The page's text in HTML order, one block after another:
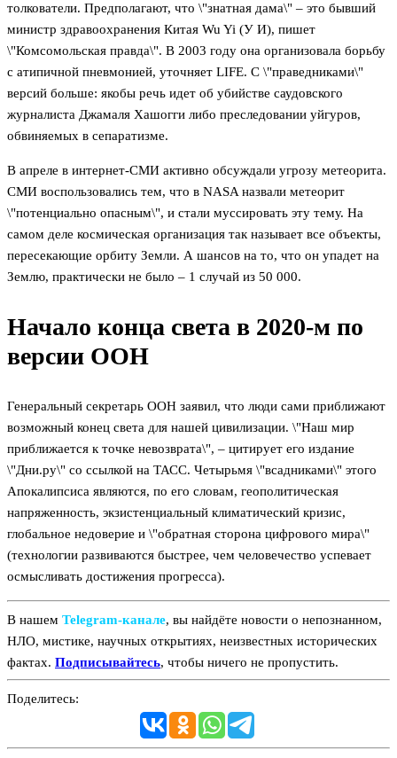
толкователи. Предполагают, что \"знатная дама\" – это бывший
министр здравоохранения Китая Wu Yi (У И), пишет
\"Комсомольская правда\". В 2003 году она организовала борьбу
с атипичной пневмонией, уточняет LIFE. С \"праведниками\"
версий больше: якобы речь идет об убийстве саудовского
журналиста Джамаля Хашогги либо преследовании уйгуров,
обвиняемых в сепаратизме.
В апреле в интернет-СМИ активно обсуждали угрозу метеорита.
СМИ воспользовались тем, что в NASA назвали метеорит
\"потенциально опасным\", и стали муссировать эту тему. На
самом деле космическая организация так называет все объекты,
пересекающие орбиту Земли. А шансов на то, что он упадет на
Землю, практически не было – 1 случай из 50 000.
Начало конца света в 2020-м по
версии ООН
Генеральный секретарь ООН заявил, что люди сами приближают
возможный конец света для нашей цивилизации. \"Наш мир
приближается к точке невозврата\", – цитирует его издание
\"Дни.ру\" со ссылкой на ТАСС. Четырьмя \"всадниками\" этого
Апокалипсиса являются, по его словам, геополитическая
напряженность, экзистенциальный климатический кризис,
глобальное недоверие и \"обратная сторона цифрового мира\"
(технологии развиваются быстрее, чем человечество успевает
осмысливать достижения прогресса).
В нашем Telegram‑канале, вы найдёте новости о непознанном,
НЛО, мистике, научных открытиях, неизвестных исторических
фактах. Подписывайтесь, чтобы ничего не пропустить.
Поделитесь: